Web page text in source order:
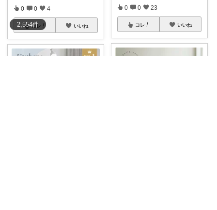
2,554件
0 0 4
コレ いいね
0 0 23
コレ いいね